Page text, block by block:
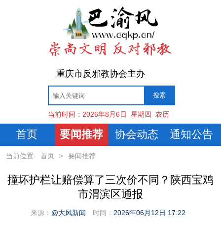
重庆市反邪教协会主办
当前时间： 2026年8月6日 星期四 农历
首页 要闻推荐 协会动态 通知公告
当前位置: 首页 > 要闻推荐
撞坏护栏让赔偿算了三次价不同？陕西宝鸡
市渭滨区通报
来源： @大风新闻 时间： 2026年06月12日 17:22